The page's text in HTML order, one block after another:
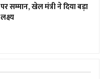
पर सम्मान, खेल मंत्री ने दिया बड़ा
लक्ष्य